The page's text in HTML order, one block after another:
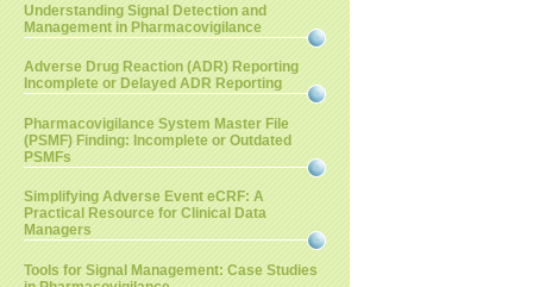
Understanding Signal Detection and
Management in Pharmacovigilance
Adverse Drug Reaction (ADR) Reporting
Incomplete or Delayed ADR Reporting
Pharmacovigilance System Master File
(PSMF) Finding: Incomplete or Outdated
PSMFs
Simplifying Adverse Event eCRF: A
Practical Resource for Clinical Data
Managers
Tools for Signal Management: Case Studies